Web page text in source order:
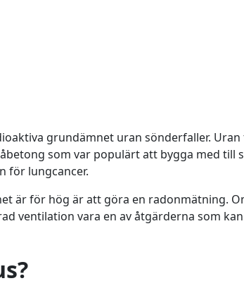
grundämnet uran sönderfaller. Uran
som var populärt att bygga med till
för lungcancer.
är för hög är att göra en radonmätning.
ventilation vara en av åtgärderna som kan